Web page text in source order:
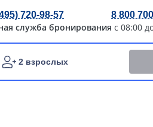
720-98-57 8 800
служба бронирования с 08:00
2 взрослых